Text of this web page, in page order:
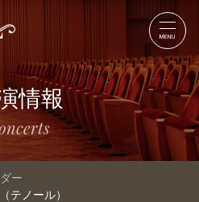
MENU
情報
ー
テノール）